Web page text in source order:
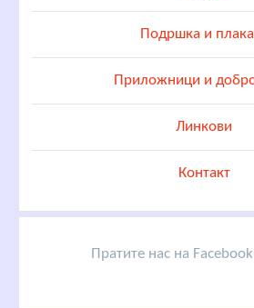
Подршка и
Приложници и
Линкови
Контакт
Пратите нас на